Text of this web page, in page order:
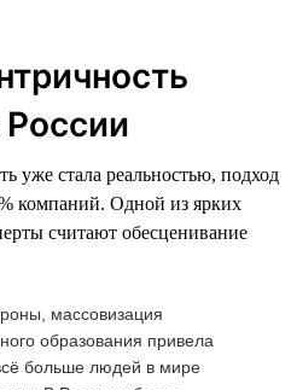
России
уже стала реальностью, подход
компаний. Одной из ярких
считают обесценивание
массовизация
образования привела
больше людей в мире